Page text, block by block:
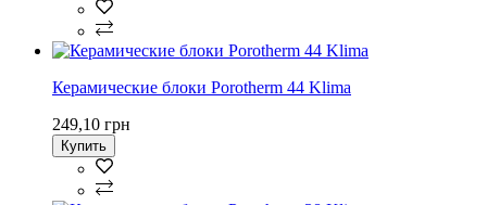
Керамические блоки Porotherm 44 Klima
249,10 грн
Купить